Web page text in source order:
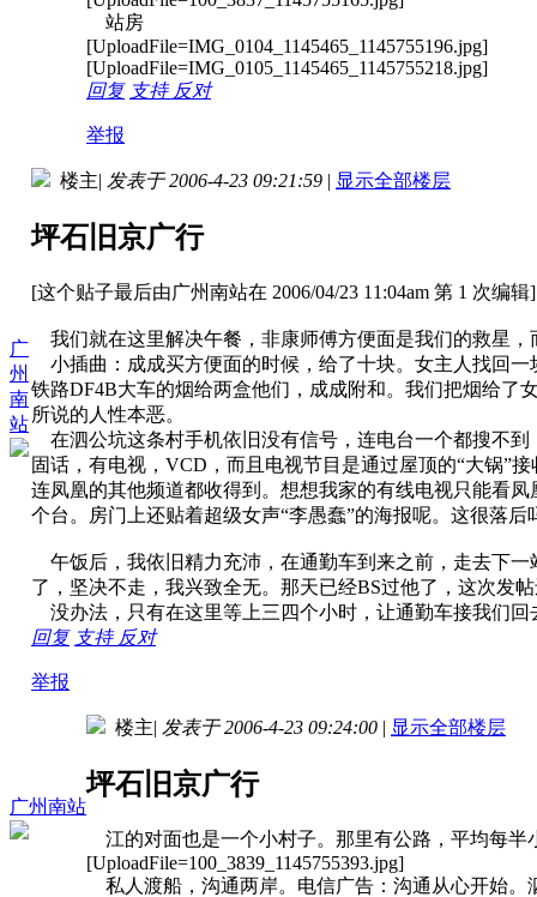
站房
[UploadFile=IMG_0104_1145465_1145755196.jpg]
[UploadFile=IMG_0105_1145465_1145755218.jpg]
回复 支持 反对
举报
广
州
南
站
楼主| 发表于 2006-4-23 09:21:59 | 显示全部楼层
坪石旧京广行
[这个贴子最后由广州南站在 2006/04/23 11:04am 第 1 次编辑]
我们就在这里解决午餐，非康师傅方便面是我们的救星，
小插曲：成成买方便面的时候，给了十块。女主人找回
铁路DF4B大车的烟给两盒他们，成成附和。我们把烟给了
所说的人性本恶。
在泗公坑这条村手机依旧没有信号，连电台一个都搜不
固话，有电视，VCD，而且电视节目是通过屋顶的“大锅”
连凤凰的其他频道都收得到。想想我家的有线电视只能看
个台。房门上还贴着超级女声“李愚蠢”的海报呢。这很落后
午饭后，我依旧精力充沛，在通勤车到来之前，走去下
了，坚决不走，我兴致全无。那天已经BS过他了，这次发
没办法，只有在这里等上三四个小时，让通勤车接我们回
回复 支持 反对
举报
广州南站
楼主| 发表于 2006-4-23 09:24:00 | 显示全部楼层
坪石旧京广行
江的对面也是一个小村子。那里有公路，平均每半
[UploadFile=100_3839_1145755393.jpg]
私人渡船，沟通两岸。电信广告：沟通从心开始。